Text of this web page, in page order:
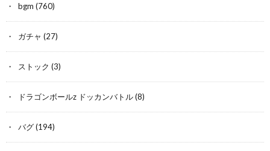
bgm (760)
ガチャ (27)
ストック (3)
ドラゴンボールz ドッカンバトル(8)
バグ(194)